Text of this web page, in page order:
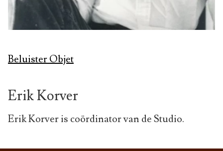
Beluister Objet
Erik Korver
Erik Korver is coördinator van de Studio.